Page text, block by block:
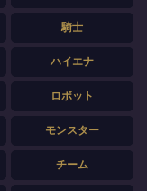
騎士
ハイエナ
ロボット
モンスター
チーム